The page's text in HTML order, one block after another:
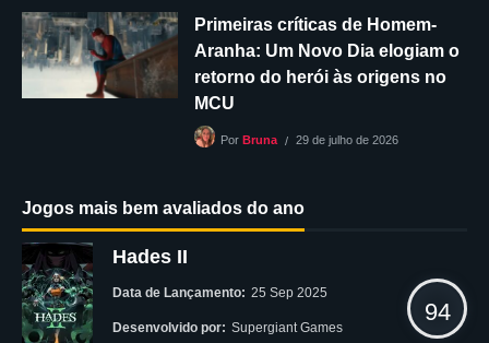
Primeiras críticas de Homem-
Aranha: Um Novo Dia elogiam o
retorno do herói às origens no
MCU
Por Bruna 29 de julho de 2026
Jogos mais bem avaliados do ano
Hades II
Data de Lançamento: 25 Sep 2025
Desenvolvido por: Supergiant Games
94